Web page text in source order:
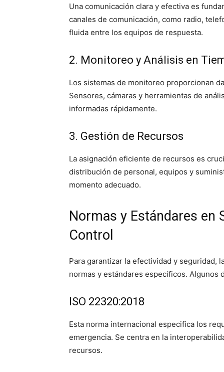
Una comunicación clara y efectiva es
canales de comunicación, como radio,
fluida entre los equipos de respuesta.
2. Monitoreo y Análisis en
Los sistemas de monitoreo proporcionan
Sensores, cámaras y herramientas de
informadas rápidamente.
3. Gestión de Recursos
La asignación eficiente de recursos es
distribución de personal, equipos y
momento adecuado.
Normas y Estándares en
Control
Para garantizar la efectividad y seguridad,
normas y estándares específicos. Algunos
ISO 22320:2018
Esta norma internacional especifica los
emergencia. Se centra en la
recursos.